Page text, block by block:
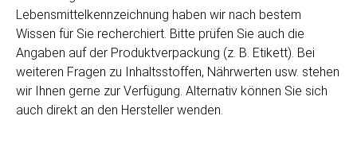
Lebensmittelkennzeichnung haben wir nach bestem
Wissen für Sie recherchiert. Bitte prüfen Sie auch die
Angaben auf der Produktverpackung (z. B. Etikett). Bei
weiteren Fragen zu Inhaltsstoffen, Nährwerten usw. stehen
wir Ihnen gerne zur Verfügung. Alternativ können Sie sich
auch direkt an den Hersteller wenden.